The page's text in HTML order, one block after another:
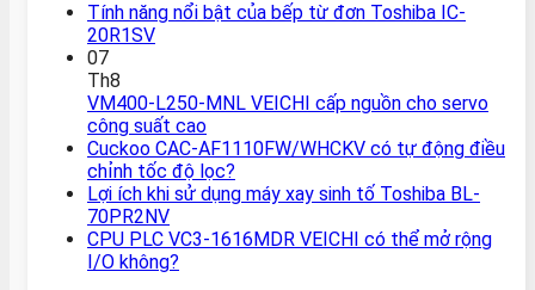
Tính năng nổi bật của bếp từ đơn Toshiba IC-
20R1SV
07
Th8
VM400-L250-MNL VEICHI cấp nguồn cho servo
công suất cao
Cuckoo CAC-AF1110FW/WHCKV có tự động điều
chỉnh tốc độ lọc?
Lợi ích khi sử dụng máy xay sinh tố Toshiba BL-
70PR2NV
CPU PLC VC3-1616MDR VEICHI có thể mở rộng
I/O không?